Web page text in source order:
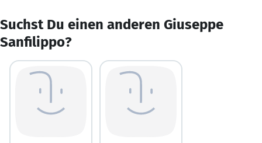
Suchst Du einen anderen Giuseppe
Sanfilippo?